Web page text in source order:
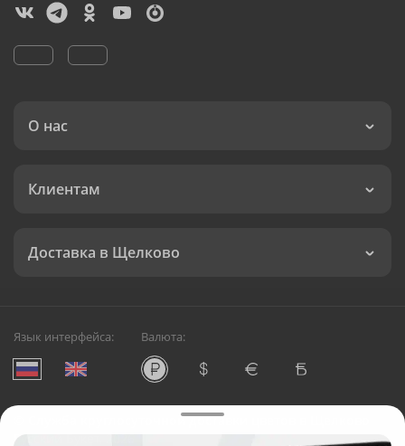
О нас
Клиентам
Доставка в Щелково
Язык интерфейса: Валюта:
Служба круглосуточной доставки цветов в Щелково
Русский Букет, 2026